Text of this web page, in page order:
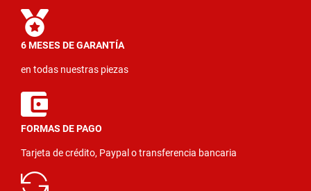
6 MESES DE GARANTÍA
en todas nuestras piezas
FORMAS DE PAGO
Tarjeta de crédito, Paypal o transferencia bancaria